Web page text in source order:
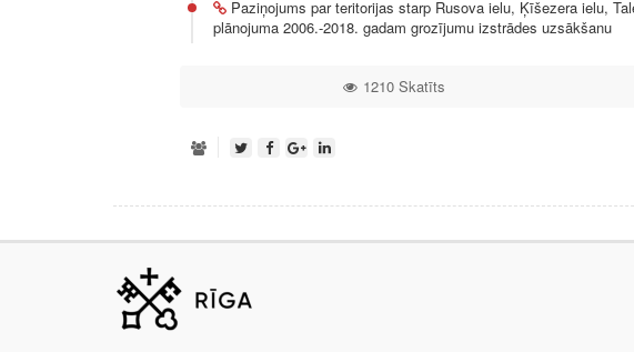
Paziņojums par teritorijas starp Rusova ielu, Ķīšezera ielu,
plānojuma 2006.-2018. gadam grozījumu izstrādes uzsākšanu
1210 Skatīts